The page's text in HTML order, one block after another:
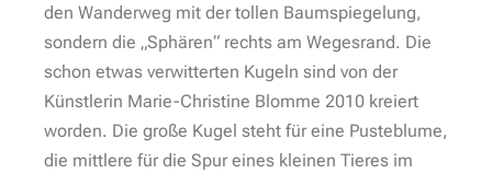
den Wanderweg mit der tollen Baumspiegelung,
sondern die „Sphären“ rechts am Wegesrand. Die
schon etwas verwitterten Kugeln sind von der
Künstlerin Marie-Christine Blomme 2010 kreiert
worden. Die große Kugel steht für eine Pusteblume,
die mittlere für die Spur eines kleinen Tieres im